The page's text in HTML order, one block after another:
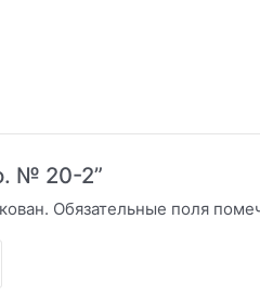
№ 20-2”
Обязательные поля